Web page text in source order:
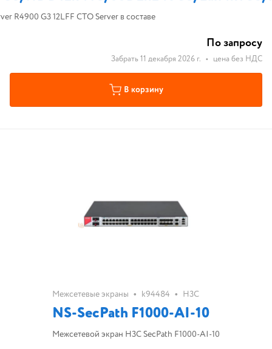
R4900 G3 12LFF CTO Server в составе
По запросу
Забрать 11 декабря 2026 г. • цена без НДС
В корзину
Межсетевые экраны • k94484 • H3C
NS-SecPath F1000-AI-10
Межсетевой экран H3C SecPath F1000-AI-10